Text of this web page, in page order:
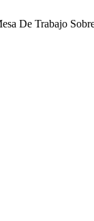
De Trabajo